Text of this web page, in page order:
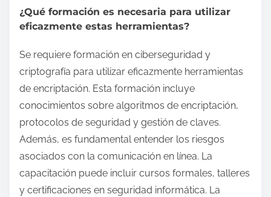
¿Qué formación es necesaria para utilizar
eficazmente estas herramientas?
Se requiere formación en ciberseguridad y
criptografía para utilizar eficazmente herramientas
de encriptación. Esta formación incluye
conocimientos sobre algoritmos de encriptación,
protocolos de seguridad y gestión de claves.
Además, es fundamental entender los riesgos
asociados con la comunicación en línea. La
capacitación puede incluir cursos formales, talleres
y certificaciones en seguridad informática. La